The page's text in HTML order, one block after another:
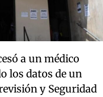
a un médico
los datos de un
y Seguridad